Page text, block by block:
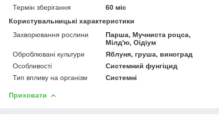
Термін зберігання
60 міс
Користувальницькі характеристики
Захворювання рослини
Парша, Мучниста роцса,
Мілд'ю, Оідіум
Оброблювані культури
Яблуня, груша, виноград
Особливості
Системний фунгіцид
Тип впливу на організм
Системні
Приховати